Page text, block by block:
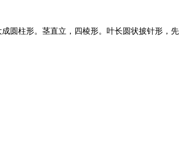
圆柱形。茎直立，四棱形。叶长圆状披针形，先